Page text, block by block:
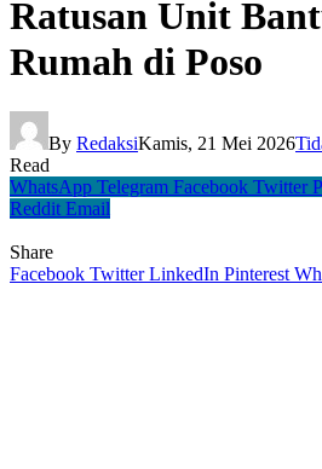
Ratusan Unit
Rumah di Poso
By RedaksiKamis, 21 Mei 2026
Read
WhatsApp Telegram Facebook Twitter
Reddit Email
Share
Facebook Twitter LinkedIn Pinterest